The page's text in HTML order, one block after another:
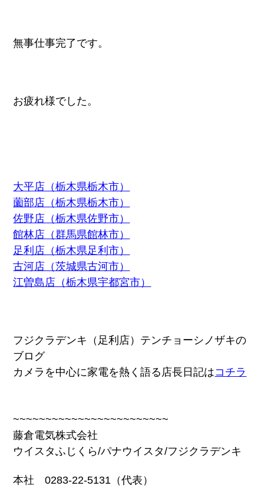
無事仕事完了です。
お疲れ様でした。
大平店（栃木県栃木市）
薗部店（栃木県栃木市）
佐野店（栃木県佐野市）
館林店（群馬県館林市）
足利店（栃木県足利市）
古河店（茨城県古河市）
江曽島店（栃木県宇都宮市）
フジクラデンキ（足利店）テンチョーシノザキの
ブログ
カメラを中心に家電を熱く語る店長日記はコチラ
~~~~~~~~~~~~~~~~~~~~~~~~
藤倉電気株式会社
ウイスタふじくら/パナウイスタ/フジクラデンキ
本社 0283-22-5131（代表）